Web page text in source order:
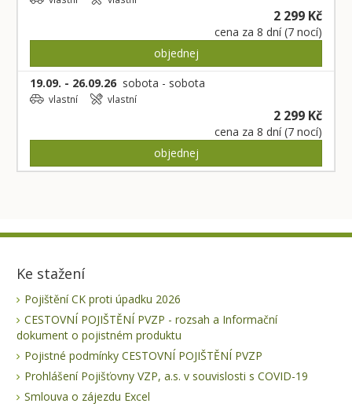
2 299 Kč
cena za 8 dní (7 nocí)
objednej
19.09. - 26.09.26 sobota - sobota
vlastní vlastní
2 299 Kč
cena za 8 dní (7 nocí)
objednej
Ke stažení
Pojištění CK proti úpadku 2026
CESTOVNÍ POJIŠTĚNÍ PVZP - rozsah a Informační
dokument o pojistném produktu
Pojistné podmínky CESTOVNÍ POJIŠTĚNÍ PVZP
Prohlášení Pojišťovny VZP, a.s. v souvislosti s COVID-19
Smlouva o zájezdu Excel